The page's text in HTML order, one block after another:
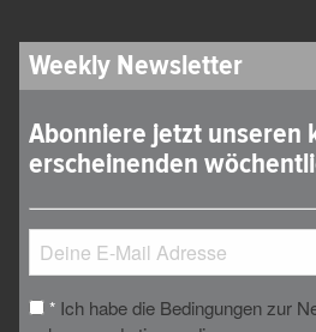
Weekly Newsletter
Abonniere jetzt unseren
erscheinenden
* Ich habe die Bedingungen zur